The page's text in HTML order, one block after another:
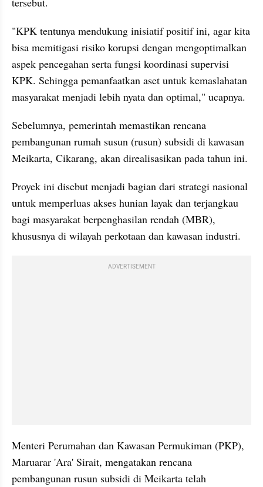
"KPK tentunya mendukung inisiatif positif ini, agar kita
bisa memitigasi risiko korupsi dengan mengoptimalkan
aspek pencegahan serta fungsi koordinasi supervisi
KPK. Sehingga pemanfaatkan aset untuk kemaslahatan
masyarakat menjadi lebih nyata dan optimal," ucapnya.
Sebelumnya, pemerintah memastikan rencana
pembangunan rumah susun (rusun) subsidi di kawasan
Meikarta, Cikarang, akan direalisasikan pada tahun ini.
Proyek ini disebut menjadi bagian dari strategi nasional
untuk memperluas akses hunian layak dan terjangkau
bagi masyarakat berpenghasilan rendah (MBR),
khususnya di wilayah perkotaan dan kawasan industri.
ADVERTISEMENT
Menteri Perumahan dan Kawasan Permukiman (PKP),
Maruarar 'Ara' Sirait, mengatakan rencana
pembangunan rusun subsidi di Meikarta telah